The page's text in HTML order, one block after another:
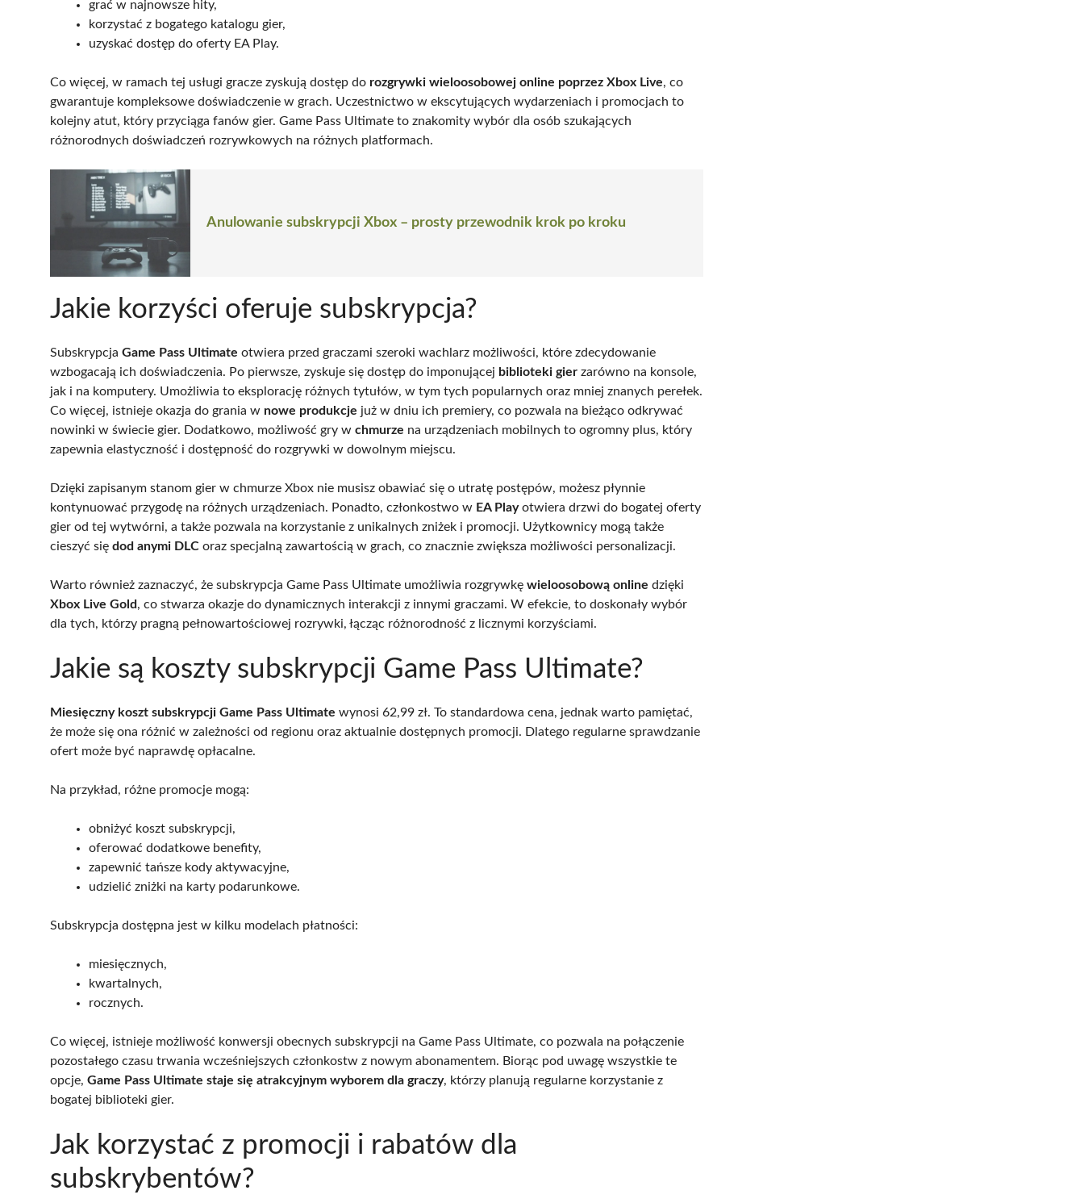
grać w najnowsze hity,
korzystać z bogatego katalogu gier,
uzyskać dostęp do oferty EA Play.
Co więcej, w ramach tej usługi gracze zyskują dostęp do rozgrywki wieloosobowej online poprzez Xbox Live, co
gwarantuje kompleksowe doświadczenie w grach. Uczestnictwo w ekscytujących wydarzeniach i promocjach to
kolejny atut, który przyciąga fanów gier. Game Pass Ultimate to znakomity wybór dla osób szukających
różnorodnych doświadczeń rozrywkowych na różnych platformach.
Anulowanie subskrypcji Xbox – prosty przewodnik krok po kroku
Jakie korzyści oferuje subskrypcja?
Subskrypcja Game Pass Ultimate otwiera przed graczami szeroki wachlarz możliwości, które zdecydowanie
wzbogacają ich doświadczenia. Po pierwsze, zyskuje się dostęp do imponującej biblioteki gier zarówno na konsole,
jak i na komputery. Umożliwia to eksplorację różnych tytułów, w tym tych popularnych oraz mniej znanych perełek.
Co więcej, istnieje okazja do grania w nowe produkcje już w dniu ich premiery, co pozwala na bieżąco odkrywać
nowinki w świecie gier. Dodatkowo, możliwość gry w chmurze na urządzeniach mobilnych to ogromny plus, który
zapewnia elastyczność i dostępność do rozgrywki w dowolnym miejscu.
Dzięki zapisanym stanom gier w chmurze Xbox nie musisz obawiać się o utratę postępów, możesz płynnie
kontynuować przygodę na różnych urządzeniach. Ponadto, członkostwo w EA Playotwiera drzwi do bogatej oferty
gier od tej wytwórni, a także pozwala na korzystanie z unikalnych zniżek i promocji. Użytkownicy mogą także
cieszyć się dod anymi DLC oraz specjalną zawartością w grach, co znacznie zwiększa możliwości personalizacji.
Warto również zaznaczyć, że subskrypcja Game Pass Ultimate umożliwia rozgrywkę wieloosobową online dzięki
Xbox Live Gold, co stwarza okazje do dynamicznych interakcji z innymi graczami. W efekcie, to doskonały wybór
dla tych, którzy pragną pełnowartościowej rozrywki, łącząc różnorodność z licznymi korzyściami.
Jakie są koszty subskrypcji Game Pass Ultimate?
Miesięczny koszt subskrypcji Game Pass Ultimate wynosi 62,99 zł. To standardowa cena, jednak warto pamiętać,
że może się ona różnić w zależności od regionu oraz aktualnie dostępnych promocji. Dlatego regularne sprawdzanie
ofert może być naprawdę opłacalne.
Na przykład, różne promocje mogą:
obniżyć koszt subskrypcji,
oferować dodatkowe benefity,
zapewnić tańsze kody aktywacyjne,
udzielić zniżki na karty podarunkowe.
Subskrypcja dostępna jest w kilku modelach płatności:
miesięcznych,
kwartalnych,
rocznych.
Co więcej, istnieje możliwość konwersji obecnych subskrypcji na Game Pass Ultimate, co pozwala na połączenie
pozostałego czasu trwania wcześniejszych członkostw z nowym abonamentem. Biorąc pod uwagę wszystkie te
opcje, Game Pass Ultimate staje się atrakcyjnym wyborem dla graczy, którzy planują regularne korzystanie z
bogatej biblioteki gier.
Jak korzystać z promocji i rabatów dla
subskrybentów?